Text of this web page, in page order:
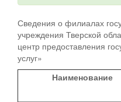
Сельские поселения
Сведения о филиалах
учреждения Тверской
центр предоставления
услуг»
Наименование